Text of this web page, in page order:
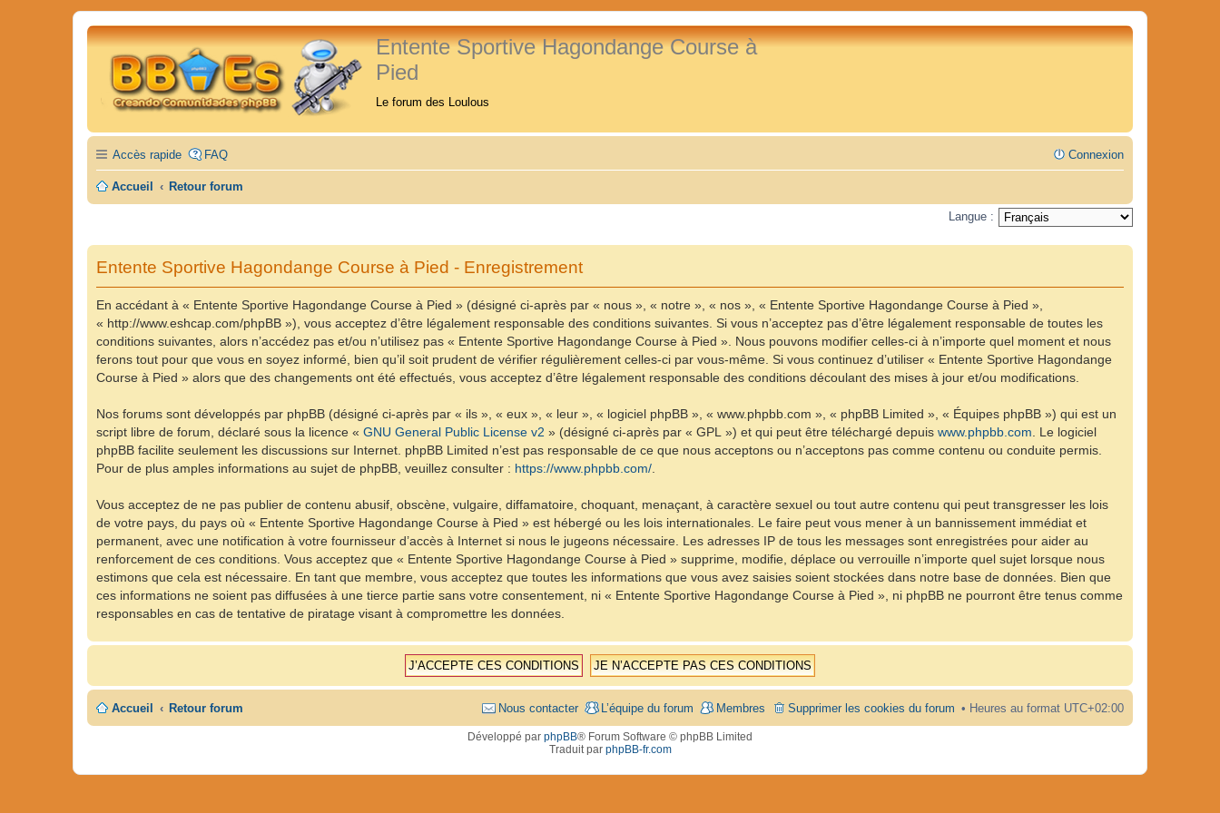
Entente Sportive Hagondange Course à
Pied
Le forum des Loulous
Accès rapide FAQ Connexion
Accueil Retour forum
Langue :
Entente Sportive Hagondange Course à Pied - Enregistrement
En accédant à « Entente Sportive Hagondange Course à Pied » (désigné ci-après par « nous », « notre », « nos », « Entente Sportive Hagondange Course à Pied »,
« http://www.eshcap.com/phpBB »), vous acceptez d’être légalement responsable des conditions suivantes. Si vous n’acceptez pas d’être légalement responsable de toutes les
conditions suivantes, alors n’accédez pas et/ou n’utilisez pas « Entente Sportive Hagondange Course à Pied ». Nous pouvons modifier celles-ci à n’importe quel moment et nous
ferons tout pour que vous en soyez informé, bien qu’il soit prudent de vérifier régulièrement celles-ci par vous-même. Si vous continuez d’utiliser « Entente Sportive Hagondange
Course à Pied » alors que des changements ont été effectués, vous acceptez d’être légalement responsable des conditions découlant des mises à jour et/ou modifications.
Nos forums sont développés par phpBB (désigné ci-après par « ils », « eux », « leur », « logiciel phpBB », « www.phpbb.com », « phpBB Limited », « Équipes phpBB ») qui est un
script libre de forum, déclaré sous la licence « GNU General Public License v2 » (désigné ci-après par « GPL ») et qui peut être téléchargé depuis www.phpbb.com. Le logiciel
phpBB facilite seulement les discussions sur Internet. phpBB Limited n’est pas responsable de ce que nous acceptons ou n’acceptons pas comme contenu ou conduite permis.
Pour de plus amples informations au sujet de phpBB, veuillez consulter : https://www.phpbb.com/.
Vous acceptez de ne pas publier de contenu abusif, obscène, vulgaire, diffamatoire, choquant, menaçant, à caractère sexuel ou tout autre contenu qui peut transgresser les lois
de votre pays, du pays où « Entente Sportive Hagondange Course à Pied » est hébergé ou les lois internationales. Le faire peut vous mener à un bannissement immédiat et
permanent, avec une notification à votre fournisseur d’accès à Internet si nous le jugeons nécessaire. Les adresses IP de tous les messages sont enregistrées pour aider au
renforcement de ces conditions. Vous acceptez que « Entente Sportive Hagondange Course à Pied » supprime, modifie, déplace ou verrouille n’importe quel sujet lorsque nous
estimons que cela est nécessaire. En tant que membre, vous acceptez que toutes les informations que vous avez saisies soient stockées dans notre base de données. Bien que
ces informations ne soient pas diffusées à une tierce partie sans votre consentement, ni « Entente Sportive Hagondange Course à Pied », ni phpBB ne pourront être tenus comme
responsables en cas de tentative de piratage visant à compromettre les données.
Accueil Retour forum Heures au format UTC+02:00
Supprimer les cookies du forum
Membres
L’équipe du forum
Nous contacter
Développé par phpBB® Forum Software © phpBB Limited
Traduit par phpBB-fr.com